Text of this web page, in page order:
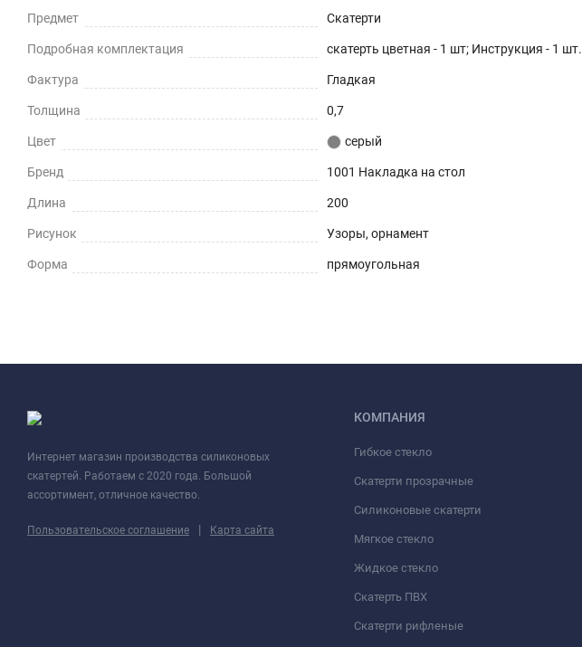
Предмет Скатерти
Подробная комплектация скатерть цветная - 1 шт; Инструкция - 1 шт.
Фактура Гладкая
Толщина 0,7
Цвет серый
Бренд 1001 Накладка на стол
Длина 200
Рисунок Узоры, орнамент
Форма прямоугольная
Интернет магазин производства силиконовых
скатертей. Работаем с 2020 года. Большой
ассортимент, отличное качество.
Пользовательское соглашение | Карта сайта
КОМПАНИЯ
Гибкое стекло
Скатерти прозрачные
Силиконовые скатерти
Мягкое стекло
Жидкое стекло
Скатерть ПВХ
Скатерти рифленые